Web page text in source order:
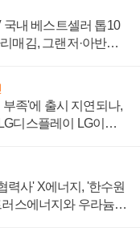
내 베스트셀러 톱10
매김, 그랜저·아반떼
족'에 출시 지연되나,
디스플레이 LG이노
력사' X에너지, '한수원
스에너지와 우라늄